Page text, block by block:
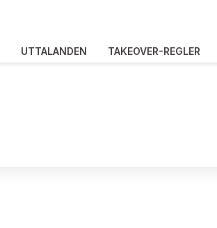
UTTALANDEN TAKEOVER-REGLER